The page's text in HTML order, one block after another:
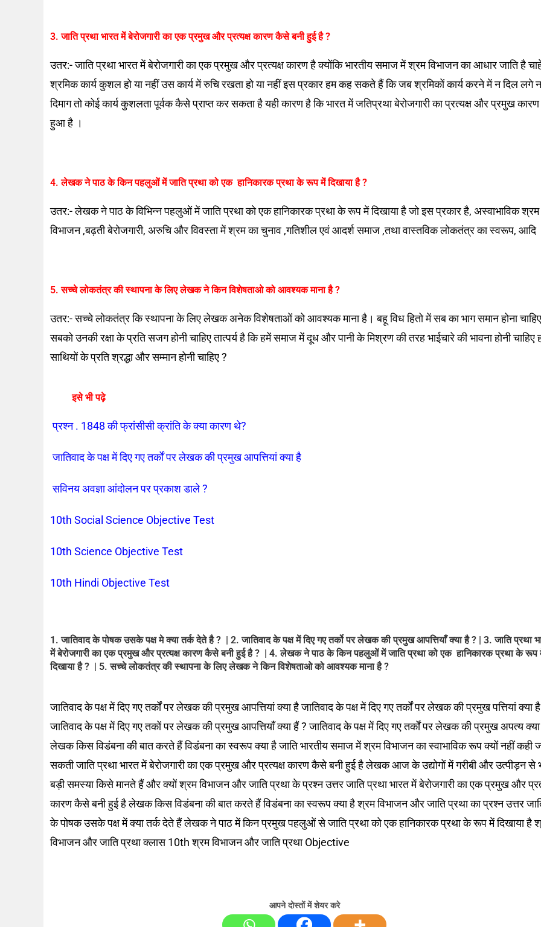
3. जाति प्रथा भारत में बेरोजगारी का एक प्रमुख और प्रत्यक्ष कारण कैसे बनी हुई है ?
उतर:- जाति प्रथा भारत में बेरोजगारी का एक प्रमुख और प्रत्यक्ष कारण है क्योंकि भारतीय समाज में श्रम विभाजन का आधार जाति है
श्रमिक कार्य कुशल हो या नहीं उस कार्य में रुचि रखता हो या नहीं इस प्रकार हम कह सकते हैं कि जब श्रमिकों कार्य करने में न दिल लगे
दिमाग तो कोई कार्य कुशलता पूर्वक कैसे प्राप्त कर सकता है यही कारण है कि भारत में जतिप्रथा बेरोजगारी का प्रत्यक्ष और प्रमुख कारण
हुआ है ।
4. लेखक ने पाठ के किन पहलुओं में जाति प्रथा को एक हानिकारक प्रथा के रूप में दिखाया है ?
उतर:- लेखक ने पाठ के विभिन्न पहलुओं में जाति प्रथा को एक हानिकारक प्रथा के रूप में दिखाया है जो इस प्रकार है, अस्वाभाविक श्रम
विभाजन ,बढ़ती बेरोजगारी, अरुचि और विवस्ता में श्रम का चुनाव ,गतिशील एवं आदर्श समाज ,तथा वास्तविक लोकतंत्र का स्वरूप, आदि
5. सच्चे लोकतंत्र की स्थापना के लिए लेखक ने किन विशेषताओ को आवश्यक माना है ?
उतर:- सच्चे लोकतंत्र कि स्थापना के लिए लेखक अनेक विशेषताओं को आवश्यक माना है। बहू विध हितो में सब का भाग समान होना चाहिए
सबको उनकी रक्षा के प्रति सजग होनी चाहिए तात्पर्य है कि हमें समाज में दूध और पानी के मिश्रण की तरह भाईचारे की भावना होनी चाहिए
साथियों के प्रति श्रद्धा और सम्मान होनी चाहिए ?
इसे भी पढ़े
प्रश्न . 1848 की फ्रांसीसी क्रांति के क्या कारण थे?
जातिवाद के पक्ष में दिए गए तर्कों पर लेखक की प्रमुख आपत्तियां क्या है
सविनय अवज्ञा आंदोलन पर प्रकाश डाले ?
10th Social Science Objective Test
10th Science Objective Test
10th Hindi Objective Test
1. जातिवाद के पोषक उसके पक्ष मे क्या तर्क देते है ? | 2. जातिवाद के पक्ष में दिए गए तर्को पर लेखक की प्रमुख आपत्तियाँ क्या है ? | 3. जाति प्रथा
में बेरोजगारी का एक प्रमुख और प्रत्यक्ष कारण कैसे बनी हुई है ? | 4. लेखक ने पाठ के किन पहलुओं में जाति प्रथा को एक हानिकारक प्रथा के रूप
दिखाया है ? | 5. सच्चे लोकतंत्र की स्थापना के लिए लेखक ने किन विशेषताओ को आवश्यक माना है ?
जातिवाद के पक्ष में दिए गए तर्कों पर लेखक की प्रमुख आपत्तियां क्या है जातिवाद के पक्ष में दिए गए तर्कों पर लेखक की प्रमुख पत्तियां क्या है
जातिवाद के पक्ष में दिए गए तकों पर लेखक की प्रमुख आपत्तियाँ क्या हैं ? जातिवाद के पक्ष में दिए गए तर्कों पर लेखक की प्रमुख अपत्य
लेखक किस विडंबना की बात करते हैं विडंबना का स्वरूप क्या है जाति भारतीय समाज में श्रम विभाजन का स्वाभाविक रूप क्यों नहीं कही
सकती जाति प्रथा भारत में बेरोजगारी का एक प्रमुख और प्रत्यक्ष कारण कैसे बनी हुई है लेखक आज के उद्योगों में गरीबी और उत्पीड़न से
बड़ी समस्या किसे मानते हैं और क्यों श्रम विभाजन और जाति प्रथा के प्रश्न उत्तर जाति प्रथा भारत में बेरोजगारी का एक प्रमुख और
कारण कैसे बनी हुई है लेखक किस विडंबना की बात करते हैं विडंबना का स्वरूप क्या है श्रम विभाजन और जाति प्रथा का प्रश्न उत्तर
के पोषक उसके पक्ष में क्या तर्क देते हैं लेखक ने पाठ में किन प्रमुख पहलुओं से जाति प्रथा को एक हानिकारक प्रथा के रूप में दिखाया है
विभाजन और जाति प्रथा क्लास 10th श्रम विभाजन और जाति प्रथा Objective
आपने दोस्तों में शेयर करे